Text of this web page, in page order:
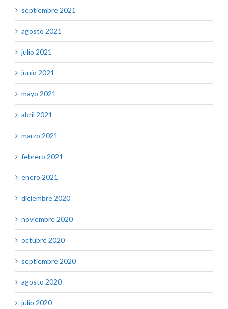
septiembre 2021
agosto 2021
julio 2021
junio 2021
mayo 2021
abril 2021
marzo 2021
febrero 2021
enero 2021
diciembre 2020
noviembre 2020
octubre 2020
septiembre 2020
agosto 2020
julio 2020